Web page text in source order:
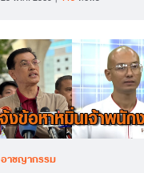
อาชญากรรม